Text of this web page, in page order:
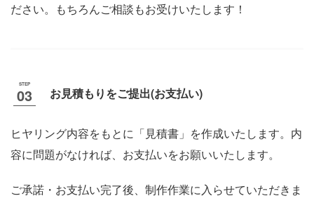
ださい。もちろんご相談もお受けいたします！
お見積もりをご提出(お支払い)
ヒヤリング内容をもとに「見積書」を作成いたします。内
容に問題がなければ、お支払いをお願いいたします。
ご承諾・お支払い完了後、制作作業に入らせていただきま